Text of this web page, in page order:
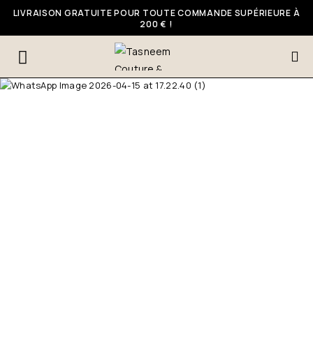
LIVRAISON GRATUITE POUR TOUTE COMMANDE SUPÉRIEURE À
200 € !